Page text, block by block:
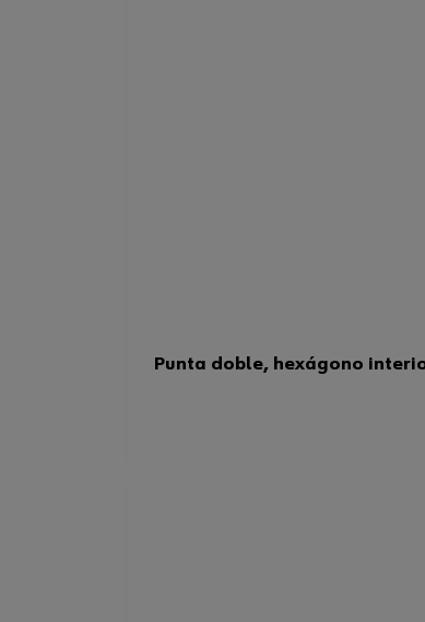
Punta doble, hexágono